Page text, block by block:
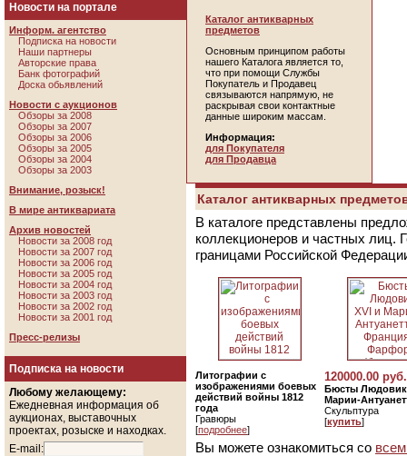
Новости на портале
Информ. агентство
Подписка на новости
Наши партнеры
Авторские права
Банк фотографий
Доска обьявлений
Новости с аукционов
Обзоры за 2008
Обзоры за 2007
Обзоры за 2006
Обзоры за 2005
Обзоры за 2004
Обзоры за 2003
Внимание, розыск!
В мире антиквариата
Архив новостей
Новости за 2008 год
Новости за 2007 год
Новости за 2006 год
Новости за 2005 год
Новости за 2004 год
Новости за 2003 год
Новости за 2002 год
Новости за 2001 год
Пресс-релизы
Подписка на новости
Любому желающему:
Ежедневная информация об
аукционах, выставочных
проектах, розыске и находках.
E-mail:
Каталог антикварных
предметов
Основным принципом работы
нашего Каталога является то,
что при помощи Службы
Покупатель и Продавец
связываются напрямую, не
раскрывая свои контактные
данные широким массам.
Информация:
для Покупателя
для Продавца
Каталог антикварных
В каталоге представлены
коллекционеров и частных лиц.
границами Российской
Литографии с
изображениями боевых
действий войны 1812
года
Гравюры
[подробнее]
120000.00 руб.
Бюсты
Марии-
Скульптура
[купить]
Вы можете ознакомиться со